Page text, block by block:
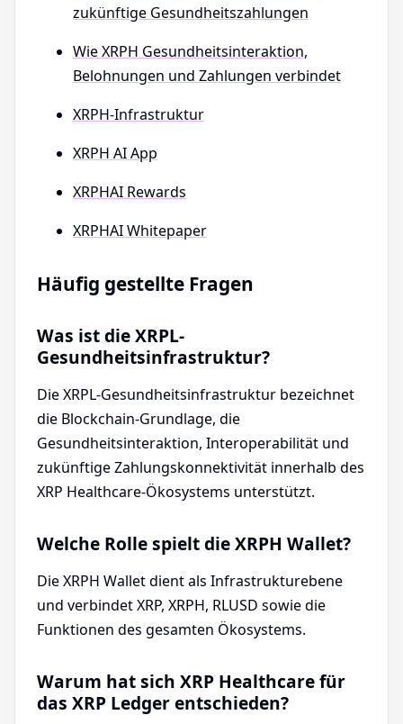
zukünftige Gesundheitszahlungen
Wie XRPH Gesundheitsinteraktion,
Belohnungen und Zahlungen verbindet
XRPH-Infrastruktur
XRPH AI App
XRPHAI Rewards
XRPHAI Whitepaper
Häufig gestellte Fragen
Was ist die XRPL-
Gesundheitsinfrastruktur?
Die XRPL-Gesundheitsinfrastruktur bezeichnet
die Blockchain-Grundlage, die
Gesundheitsinteraktion, Interoperabilität und
zukünftige Zahlungskonnektivität innerhalb des
XRP Healthcare-Ökosystems unterstützt.
Welche Rolle spielt die XRPH Wallet?
Die XRPH Wallet dient als Infrastrukturebene
und verbindet XRP, XRPH, RLUSD sowie die
Funktionen des gesamten Ökosystems.
Warum hat sich XRP Healthcare für
das XRP Ledger entschieden?